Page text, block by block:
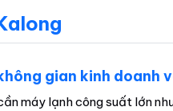
gian kinh doanh
máy lạnh công suất lớn